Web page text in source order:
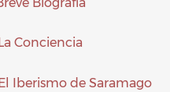
La Conciencia
El Iberismo de Saramago